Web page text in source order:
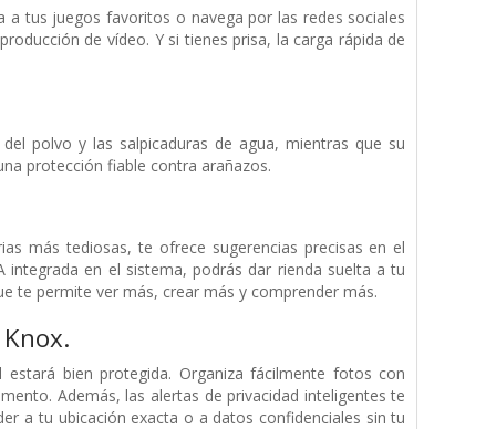
a tus juegos favoritos o navega por las redes sociales
de vídeo. Y si tienes prisa, la carga rápida de
polvo y las salpicaduras de agua, mientras que su
protección fiable contra arañazos.
más tediosas, te ofrece sugerencias precisas en el
en el sistema, podrás dar rienda suelta a tu
te permite ver más, crear más y comprender más.
bien protegida. Organiza fácilmente fotos con
Además, las alertas de privacidad inteligentes te
a tu ubicación exacta o a datos confidenciales sin tu